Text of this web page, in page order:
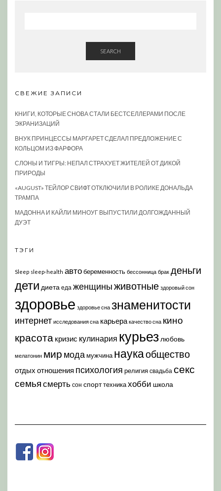
SEARCH
СВЕЖИЕ ЗАПИСИ
КНИГИ, КОТОРЫЕ СНОВА СТАЛИ БЕСТСЕЛЛЕРАМИ ПОСЛЕ
ЭКРАНИЗАЦИЙ
ВНУК ПРИНЦЕССЫ МАРГАРЕТ СДЕЛАЛ ПРЕДЛОЖЕНИЕ С
КОЛЬЦОМ ИЗ ФАРФОРА
СЛОНЫ И ТИГРЫ: НЕПАЛ СТРАХУЕТ ЖИТЕЛЕЙ ОТ ДИКОЙ
ПРИРОДЫ
«AUGUST» ТЕЙЛОР СВИФТ ОТКЛЮЧИЛИ В РОЛИКЕ ДОНАЛЬДА
ТРАМПА
МАДОННА И КАЙЛИ МИНОУГ ВЫПУСТИЛИ ДОЛГОЖДАННЫЙ
ДУЭТ
ТЭГИ
Sleep sleep-health автобеременность бессонница брак деньги
дети диета еда женщиныживотные здоровый сон
здоровье здоровье сна знаменитости
интернет исследования сна карьера качество сна кино
красота кризис кулинария курьез любовь
мелатонин мир модамужчина наукаобщество
отдых отношения психология религия свадьба секс
семья смерть сон спорттехникахобби школа